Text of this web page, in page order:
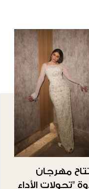
مهرجان
وفي ندوة "تحولات الأداء